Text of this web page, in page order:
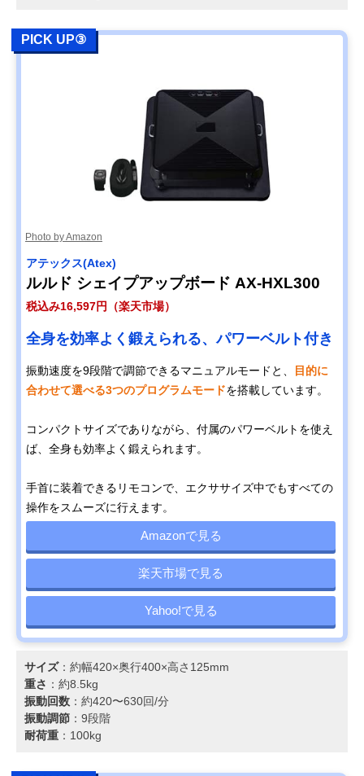
PICK UP③
Photo by Amazon
アテックス(Atex)
ルルド シェイプアップボード AX-HXL300
税込み16,597円（楽天市場）
全身を効率よく鍛えられる、パワーベルト付き
振動速度を9段階で調節できるマニュアルモードと、
目的に
合わせて選べる3つのプログラムモードを搭載しています。
コンパクトサイズでありながら、付属のパワーベルトを使え
ば、全身も効率よく鍛えられます。
手首に装着できるリモコンで、エクササイズ中でもすべての
操作をスムーズに行えます。
Amazonで見る
楽天市場で見る
Yahoo!で見る
サイズ：約幅420×奥行400×高さ125mm
重さ ：約8.5kg
振動回数 ：約420〜630回/分
振動調節 ：9段階
耐荷重 ：100kg